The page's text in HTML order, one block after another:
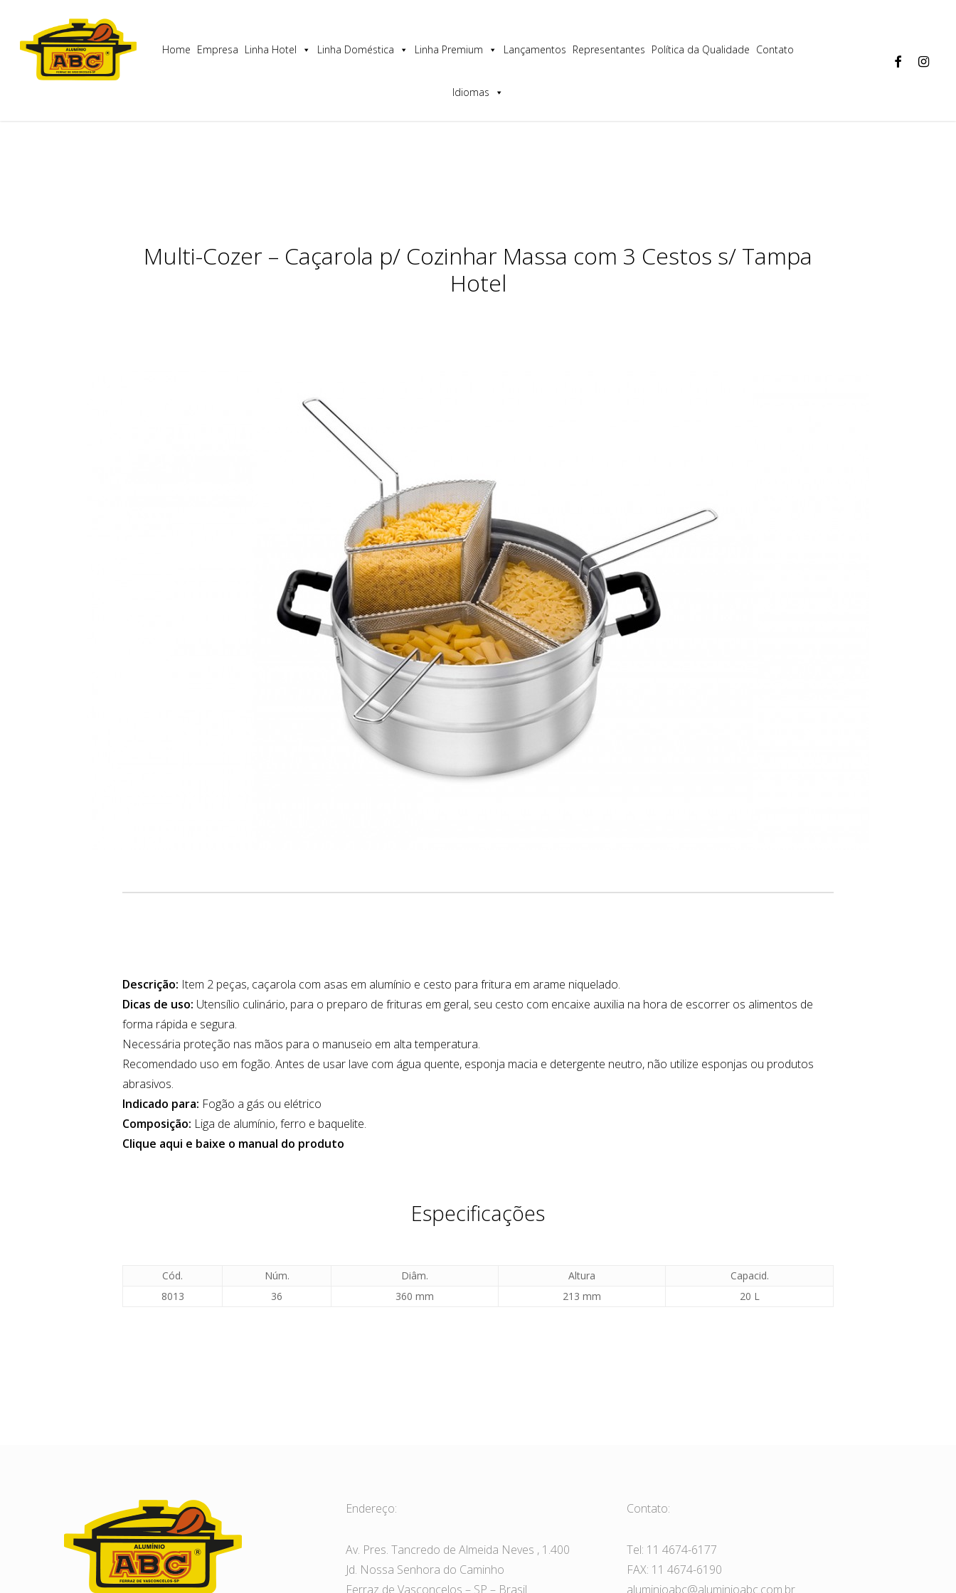
Utilizamos cookies para garantir que lhe proporcionamos a melhor experiência no nosso site.
main
content
Home Empresa Linha Hotel Linha Doméstica Linha Premium Lançamentos Representantes Política da Qualidade Contato
Idiomas
facebookinstagram
Multi-Cozer – Caçarola p/ Cozinhar Massa com 3 Cestos s/ Tampa
Hotel
Descrição: Item 2 peças, caçarola com asas em alumínio e cesto para fritura em arame niquelado.
Dicas de uso: Utensílio culinário, para o preparo de frituras em geral, seu cesto com encaixe auxilia na hora de escorrer os alimentos de
forma rápida e segura.
Necessária proteção nas mãos para o manuseio em alta temperatura.
Recomendado uso em fogão. Antes de usar lave com água quente, esponja macia e detergente neutro, não utilize esponjas ou produtos
abrasivos.
Indicado para: Fogão a gás ou elétrico
Composição: Liga de alumínio, ferro e baquelite.
Clique aqui e baixe o manual do produto
Especificações
Cód. Núm. Diâm. Altura
Capacid.
8013
36 360 mm 213 mm 20 L
Endereço:
Av. Pres. Tancredo de Almeida Neves , 1.400
Jd. Nossa Senhora do Caminho
Ferraz de Vasconcelos – SP – Brasil
Contato:
Tel: 11 4674-6177
FAX: 11 4674-6190
aluminioabc@aluminioabc.com.br